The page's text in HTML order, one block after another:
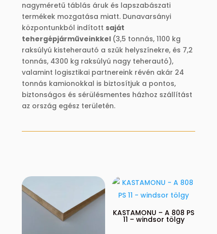
nagyméretű táblás áruk és lapszabászati
termékek mozgatása miatt. Dunavarsányi
központunkból indított saját
tehergépjárműveinkkel (3,5 tonnás, 1100 kg
raksúlyú kisteherautó a szűk helyszínekre, és 7,2
tonnás, 4300 kg raksúlyú nagy teherautó),
valamint logisztikai partnereink révén akár 24
tonnás kamionokkal is biztosítjuk a pontos,
biztonságos és sérülésmentes házhoz szállítást
az ország egész területén.
KASTAMONU – A 808 PS
11 – windsor tölgy